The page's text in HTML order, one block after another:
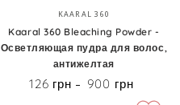
Бренд:
KAARAL 360
Kaaral 360 Bleaching Powder -
Осветляющая пудра для волос,
антижелтая
Цена
126 грн 900 грн